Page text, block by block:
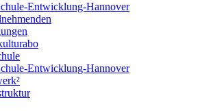
Entwicklung-Hannover
Entwicklung-Hannover